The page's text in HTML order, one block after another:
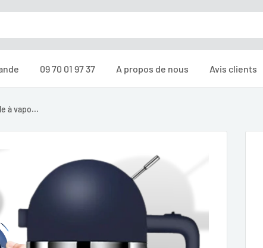
09 70 01 97 37 A propos de nous Avis clients
à vapo...